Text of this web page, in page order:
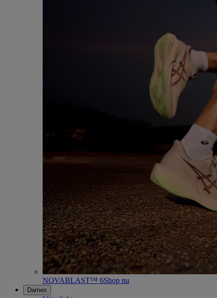
NOVABLAST™ 6Shop nu
Dames